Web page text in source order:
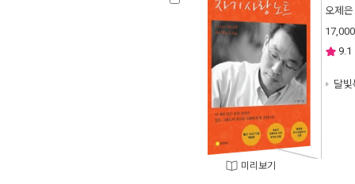
미리보기
오제은
17,000
9.1
달